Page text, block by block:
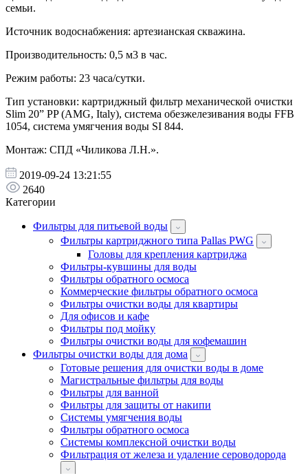
семьи.
Источник водоснабжения: артезианская скважина.
Производительность: 0,5 м3 в час.
Режим работы: 23 часа/сутки.
Тип установки: картриджный фильтр механической очистки
Slim 20” PP (AMG, Italy), система обезжелезивания воды FFВ
1054, система умягчения воды SI 844.
Монтаж: СПД «Чиликова Л.Н.».
2019-09-24 13:21:55
2640
Категории
Фильтры для питьевой воды
Фильтры картриджного типа Pallas PWG
Головы для крепления картриджа
Фильтры-кувшины для воды
Фильтры обратного осмоса
Коммерческие фильтры обратного осмоса
Фильтры очистки воды для квартиры
Для офисов и кафе
Фильтры под мойку
Фильтры очистки воды для кофемашин
Фильтры очистки воды для дома
Готовые решения для очистки воды в доме
Магистральные фильтры для воды
Фильтры для ванной
Фильтры для защиты от накипи
Системы умягчения воды
Фильтры обратного осмоса
Системы комплексной очистки воды
Фильтрация от железа и удаление сероводорода